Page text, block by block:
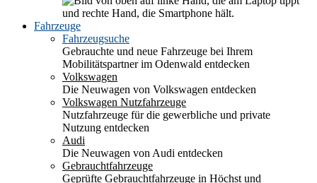
Fahrzeuge
Fahrzeugsuche
Gebrauchte und neue Fahrzeuge bei Ihrem
Mobilitätspartner im Odenwald entdecken
Volkswagen
Die Neuwagen von Volkswagen entdecken
Volkswagen Nutzfahrzeuge
Nutzfahrzeuge für die gewerbliche und private
Nutzung entdecken
Audi
Die Neuwagen von Audi entdecken
Gebrauchtfahrzeuge
Geprüfte Gebrauchtfahrzeuge in Höchst und